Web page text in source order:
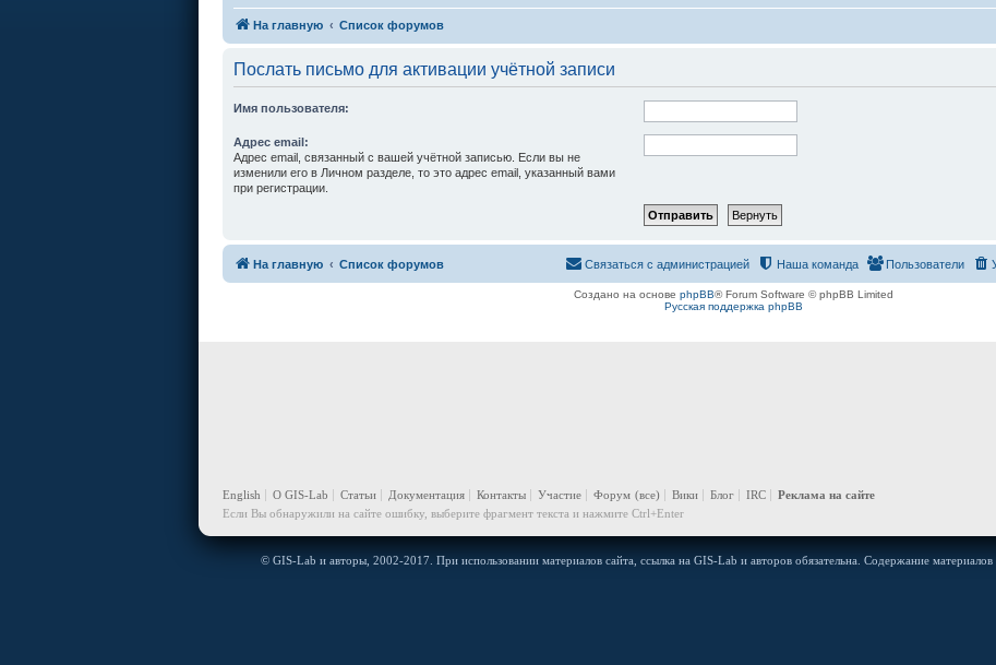
На главную Список форумов
Послать письмо для активации учётной записи
Имя пользователя:
Адрес email:
Адрес email, связанный с вашей учётной записью. Если вы не
изменили его в Личном разделе, то это адрес email, указанный вами
при регистрации.
На главную Список форумов Пользователи
Наша команда
Связаться с администрацией
Создано на основе phpBB® Forum Software © phpBB Limited
Русская поддержка phpBB
English О GIS-Lab Статьи Документация Контакты Участие Форум (все) Вики Блог IRC
Реклама на сайте
Если Вы обнаружили на сайте ошибку, выберите фрагмент текста и нажмите Ctrl+Enter
© GIS-Lab и авторы, 2002-2017. При использовании материалов сайта, ссылка на GIS-Lab и авторов обязательна. Содержание материалов